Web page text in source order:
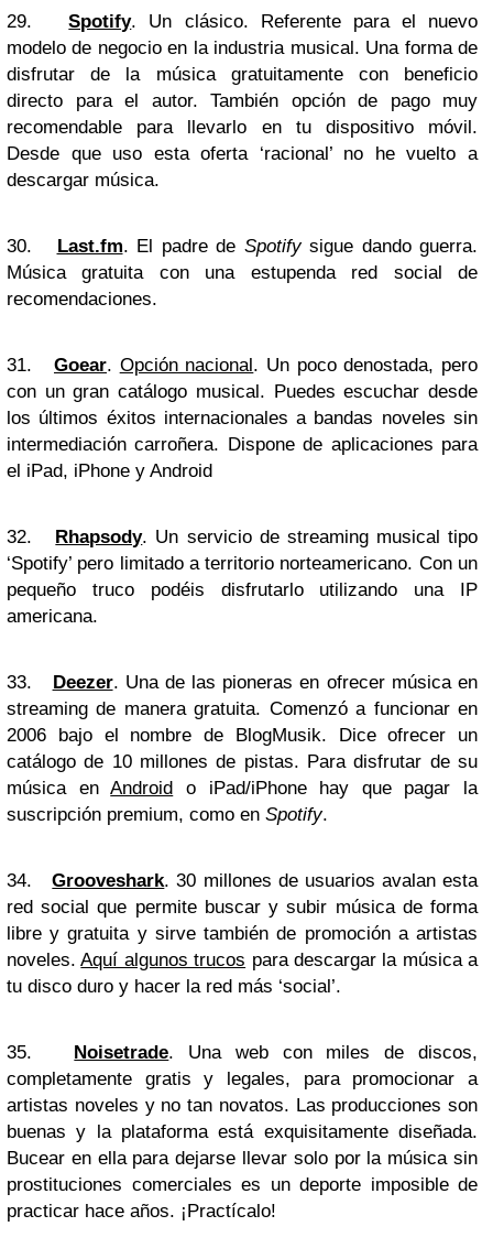
29.Spotify. Un clásico. Referente para el nuevo
modelo de negocio en la industria musical. Una forma de
disfrutar de la música gratuitamente con beneficio
directo para el autor. También opción de pago muy
recomendable para llevarlo en tu dispositivo móvil.
Desde que uso esta oferta ‘racional’ no he vuelto a
descargar música.
30. Last.fm. El padre de Spotifysigue dando guerra.
Música gratuita con una estupenda red social de
recomendaciones.
31. Goear. Opción nacional. Un poco denostada, pero
con un gran catálogo musical. Puedes escuchar desde
los últimos éxitos internacionales a bandas noveles sin
intermediación carroñera. Dispone de aplicaciones para
el iPad, iPhone y Android
32. Rhapsody. Un servicio de streaming musical tipo
‘Spotify’ pero limitado a territorio norteamericano. Con un
pequeño truco podéis disfrutarlo utilizando una IP
americana.
33. Deezer. Una de las pioneras en ofrecer música en
streaming de manera gratuita. Comenzó a funcionar en
2006 bajo el nombre de BlogMusik. Dice ofrecer un
catálogo de 10 millones de pistas. Para disfrutar de su
música enAndroid o iPad/iPhone hay que pagar la
suscripción premium, como en Spotify.
34.Grooveshark. 30 millones de usuarios avalan esta
red social que permite buscar y subir música de forma
libre y gratuita y sirve también de promoción a artistas
noveles.Aquí algunos trucos para descargar la música a
tu disco duro y hacer la red más ‘social’.
35. Noisetrade. Una web con miles de discos,
completamente gratis y legales, para promocionar a
artistas noveles y no tan novatos. Las producciones son
buenas y la plataforma está exquisitamente diseñada.
Bucear en ella para dejarse llevar solo por la música sin
prostituciones comerciales es un deporte imposible de
practicar hace años. ¡Practícalo!